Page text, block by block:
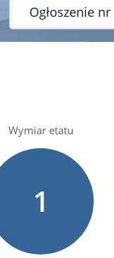
Ogłoszenie nr
Wymiar etatu
1